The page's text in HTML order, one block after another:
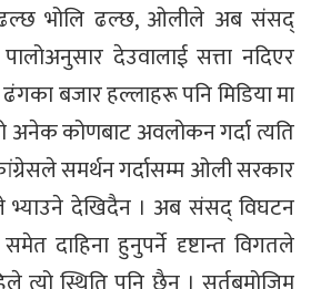
भोलि ढल्छ, ओलीले अब संसद्
देउवालाई सत्ता नदिएर
बजार हल्लाहरू पनि मिडिया मा
कोणबाट अवलोकन गर्दा त्यति
समर्थन गर्दासम्म ओली सरकार
देखिदैन । अब संसद् विघटन
समेत दाहिना हुनुपर्ने दृष्टान्त विगतले